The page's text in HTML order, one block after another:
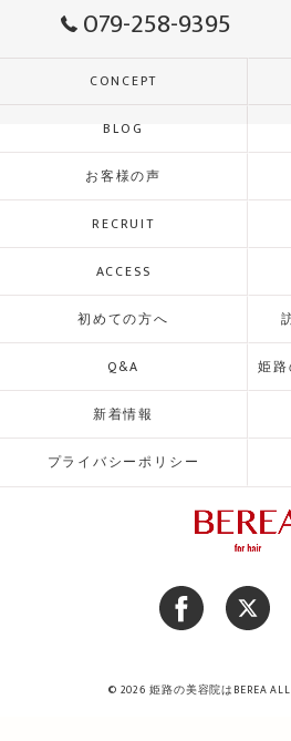
079-258-9395
CONCEPT
BLOG
お客様の声
RECRUIT
ACCESS
初めての方へ
Q&A 姫
新着情報
プライバシーポリシー
© 2026 姫路の美容院はBEREA ALL